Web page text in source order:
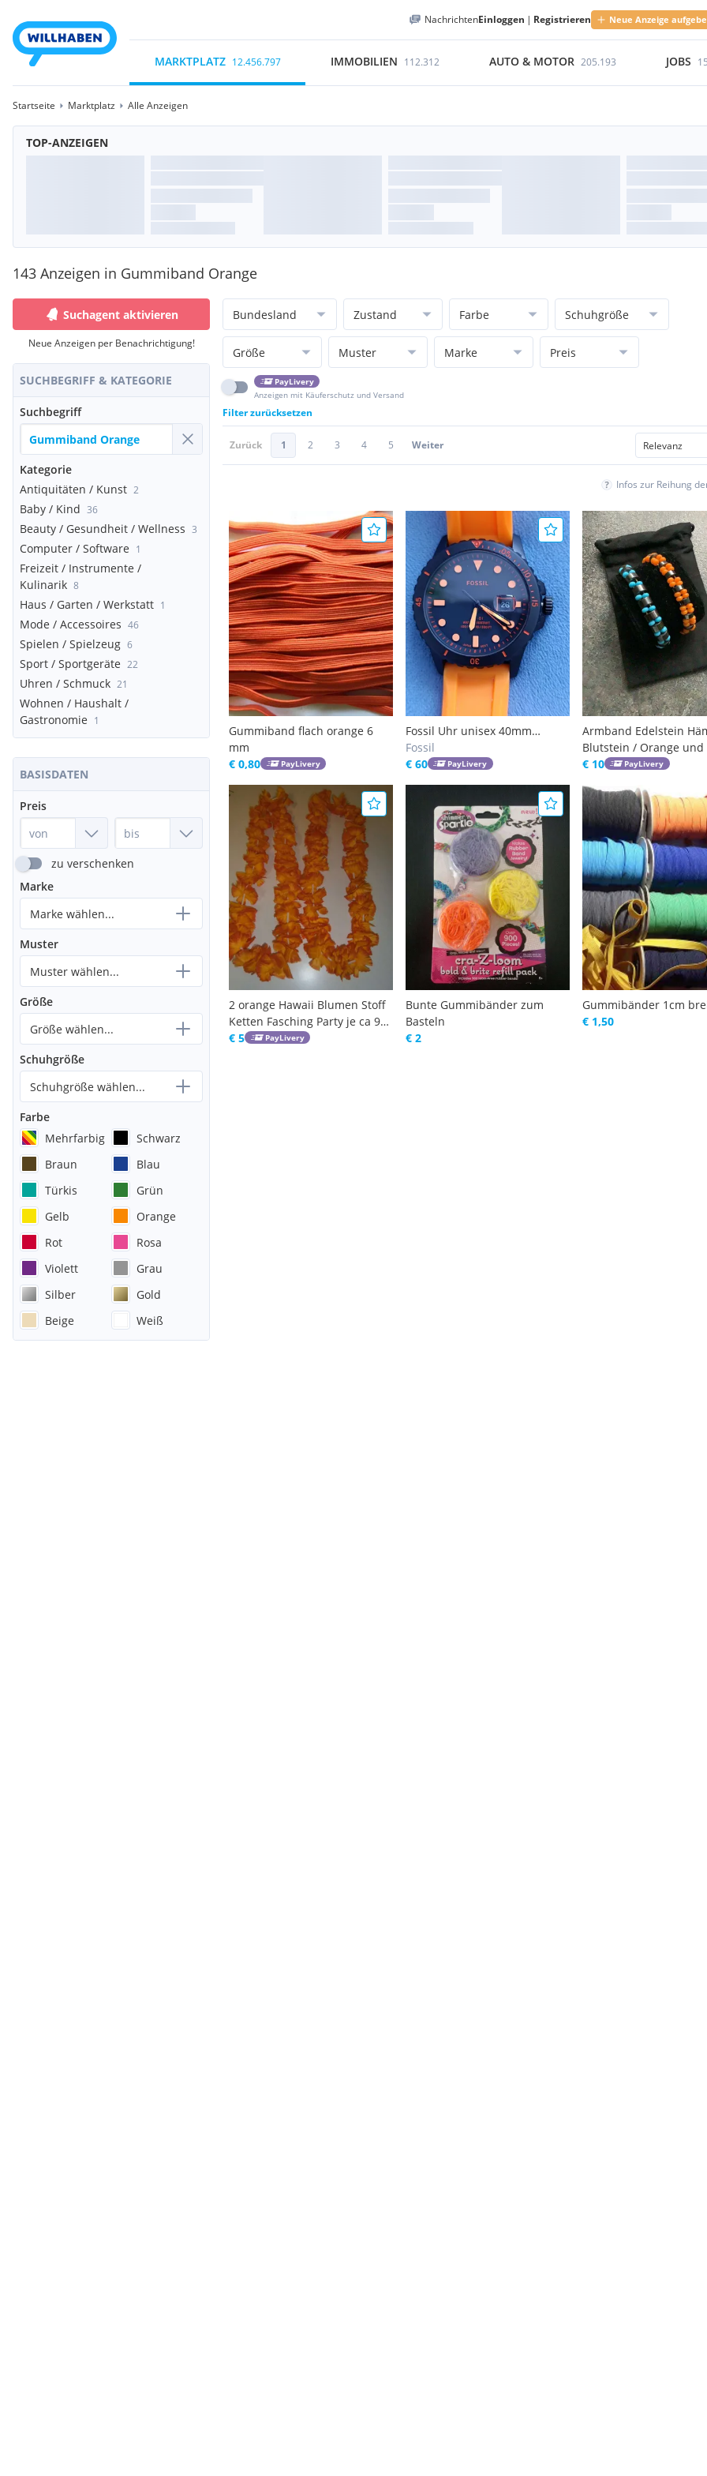
NachrichtenEinloggen | Registrieren Neue Anzeige
MARKTPLATZ 12.456.797 IMMOBILIEN 112.312 AUTO & MOTOR 205.193 JOBS
Startseite Marktplatz Alle Anzeigen
TOP-ANZEIGEN
143 Anzeigen in Gummiband Orange
Suchagent aktivieren
Neue Anzeigen per Benachrichtigung!
SUCHBEGRIFF & KATEGORIE
Suchbegriff
Kategorie
Antiquitäten / Kunst 2
Baby / Kind 36
Beauty / Gesundheit / Wellness 3
Computer / Software 1
Freizeit / Instrumente /
Kulinarik 8
Haus / Garten / Werkstatt 1
Mode / Accessoires 46
Spielen / Spielzeug 6
Sport / Sportgeräte 22
Uhren / Schmuck 21
Wohnen / Haushalt /
Gastronomie 1
BASISDATEN
Preis
zu verschenken
Marke
Marke wählen...
Muster
Muster wählen...
Größe
Größe wählen...
Schuhgröße
Schuhgröße wählen...
Farbe
Mehrfarbig
Schwarz
Braun
Blau
Türkis
Grün
Gelb
Orange
Rot
Rosa
Violett
Grau
Silber
Gold
Beige
Weiß
Bundesland Zustand Farbe Schuhgröße
Größe Muster Marke Preis
PayLivery
Anzeigen mit Käuferschutz und Versand
Filter zurücksetzen
Zurück 1 2 3 4 5 Weiter
Infos zur Reihung
Gummiband flach orange 6
mm
€ 0,80
PayLivery
Fossil Uhr unisex 40mm
Orange mit Gummiband
Fossil
€ 60
PayLivery
Armband Edelstein
Blutstein / Orange und
Elastisches Gummiband
€ 10 PayLivery
2 orange Hawaii Blumen Stoff
Ketten Fasching Party je ca 96
cm Gummiband
€ 5 PayLivery
Bunte Gummibänder zum
Basteln
€ 2
Gummibänder 1cm
€ 1,50